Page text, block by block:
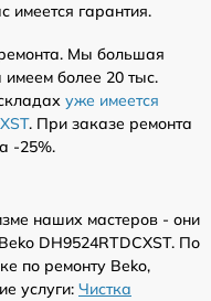
имеется гарантия.
Мы большая
имеем более 20 тыс.
уже имеется
. При заказе ремонта
-25%.
наших мастеров - они
DH9524RTDCXST. По
по ремонту Beko,
услуги: Чистка